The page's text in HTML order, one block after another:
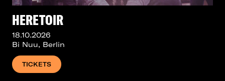
HERETOIR
18.10.2026
Bi Nuu, Berlin
TICKETS